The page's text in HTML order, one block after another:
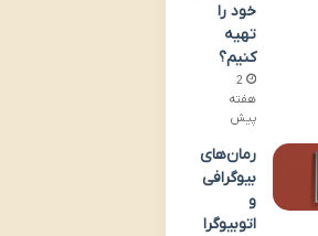
خود را
تهیه
کنیم؟
2
هفته
پیش
رمان‌های
بیوگرافی
و
اتوبیوگرا